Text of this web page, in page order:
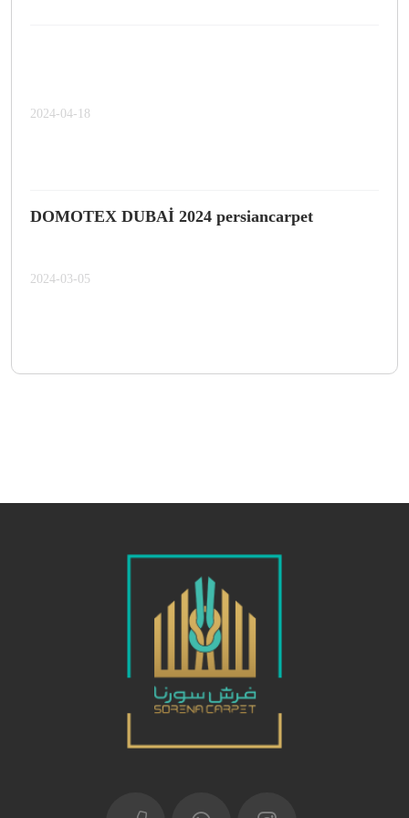
2024-04-18
DOMOTEX DUBAİ 2024 persiancarpet
2024-03-05